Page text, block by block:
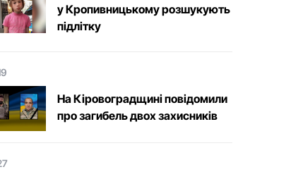
у Кропивницькому розшукують
підлітку
На Кіровоградщині повідомили
про загибель двох захисників